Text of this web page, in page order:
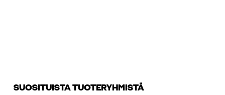
SUOSITUISTA TUOTERYHMISTÄ